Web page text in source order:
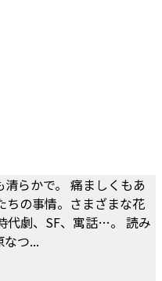
らかで。 痛ましくもあ
ちの事情。さまざまな花
代劇、SF、寓話…。 読み
つ...